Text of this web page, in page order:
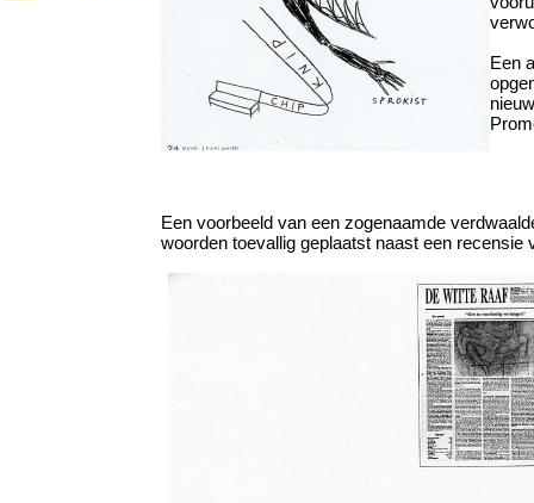
Een
Een voorbeeld van een zogenaamde
woorden toevallig geplaatst naast een recensie